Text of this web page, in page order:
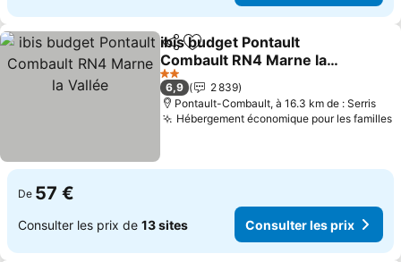
PartagerAjouter à mes favoris
ibis budget Pontault
Combault RN4 Marne la
Vallée
Consulter les prix
2 Étoiles
6,9
2 839
Pontault-Combault, à 16.3 km de : Serris
Hébergement économique pour les familles
De 57 €
Consulter les prix de 13 sites Consulter les prix